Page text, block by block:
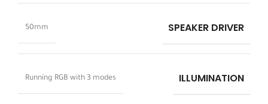
SPEAKER DRIVER
50mm
ILLUMINATION
Running RGB with 3 modes